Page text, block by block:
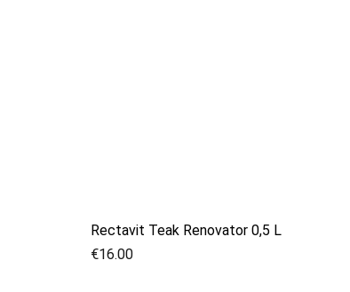
Rectavit Teak Renovator 0,5 L
€16.00